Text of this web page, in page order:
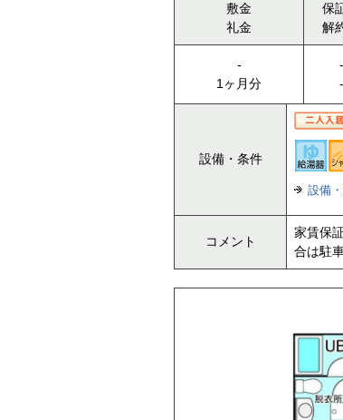
敷金
礼金
保
解
-
1ヶ月分
-
-
設備・条件
設備
コメント
家賃保
合は駐